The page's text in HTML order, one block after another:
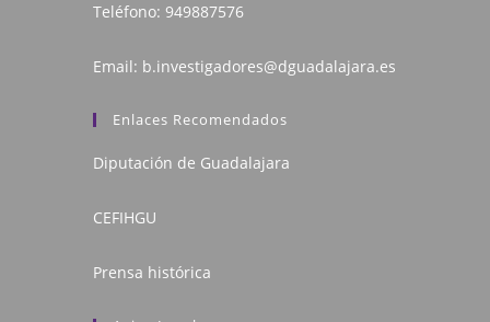
Teléfono: 949887576
Email: b.investigadores@dguadalajara.es
Enlaces Recomendados
Diputación de Guadalajara
CEFIHGU
Prensa histórica